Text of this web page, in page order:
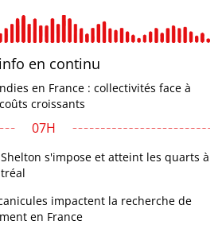
en continu
en France : collectivités face à
croissants
07H
s'impose et atteint les quarts à
impactent la recherche de
en France